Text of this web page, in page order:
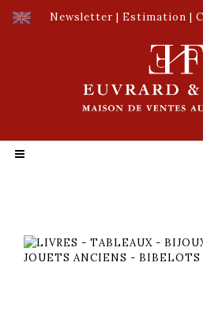
Newsletter | Estimation |